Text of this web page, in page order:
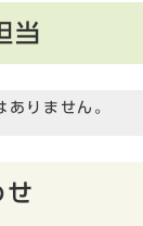
当
ありません。
せ